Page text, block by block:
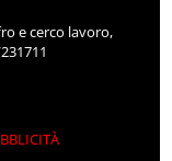
e cerco lavoro,